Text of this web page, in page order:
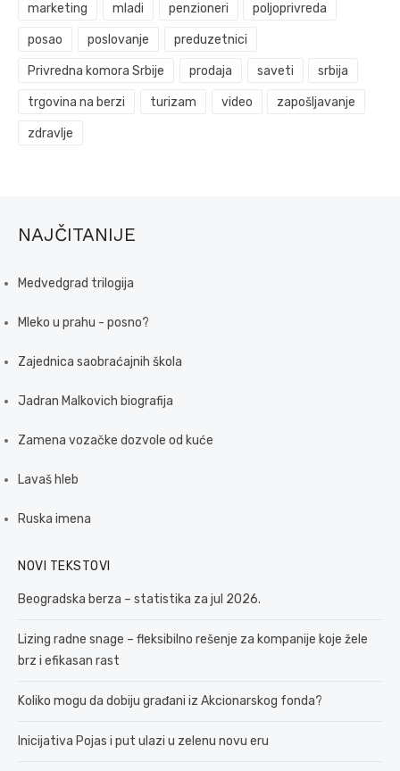
marketing mladi penzioneri poljoprivreda
posao poslovanje preduzetnici
Privredna komora Srbije prodaja saveti srbija
trgovina na berzi turizam video zapošljavanje
zdravlje
NAJČITANIJE
Medvedgrad trilogija
Mleko u prahu - posno?
Zajednica saobraćajnih škola
Jadran Malkovich biografija
Zamena vozačke dozvole od kuće
Lavaš hleb
Ruska imena
NOVI TEKSTOVI
Beogradska berza – statistika za jul 2026.
Lizing radne snage – fleksibilno rešenje za kompanije koje žele
brz i efikasan rast
Koliko mogu da dobiju građani iz Akcionarskog fonda?
Inicijativa Pojas i put ulazi u zelenu novu eru